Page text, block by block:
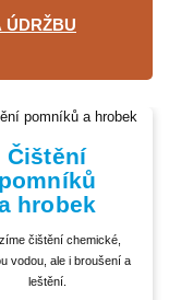
ÚDRŽBU
Čištění
pomníků
hrobek
čištění chemické,
vodou, ale i broušení a
leštění.